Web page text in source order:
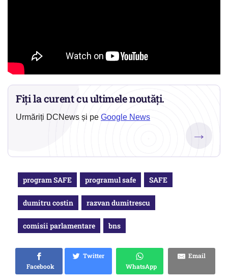
Fiți la curent cu ultimele noutăți.
Urmăriți DCNews și pe Google News
→
program SAFE programul safe SAFE
dumitru costin razvan dumitrescu
comisii parlamentare bns
Facebook
Twitter
WhatsApp
Email